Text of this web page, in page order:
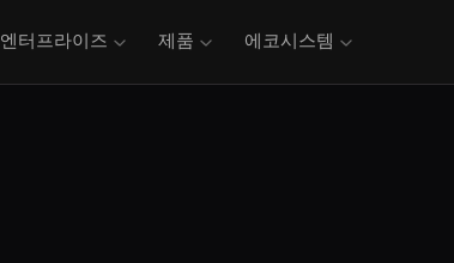
엔터프라이즈 제품 에코시스템